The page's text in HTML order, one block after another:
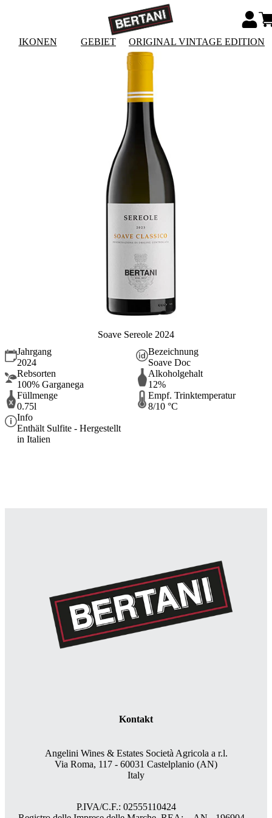
IKONEN GEBIET ORIGINAL VINTAGE EDITION
Soave Sereole 2024
Jahrgang
2024
Bezeichnung
Soave Doc
Rebsorten
100% Garganega
Alkoholgehalt
12%
Füllmenge
0.75l
Empf. Trinktemperatur
8/10 °C
Info
Enthält Sulfite - Hergestellt
in Italien
Kontakt
Angelini Wines & Estates Società Agricola a r.l.
Via Roma, 117 - 60031 Castelplanio (AN)
Italy
P.IVA/C.F.: 02555110424